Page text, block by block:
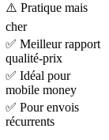
⚠️ Pratique mais
cher
✅ Meilleur rapport
qualité-prix
✅ Idéal pour
mobile money
✅ Pour envois
récurrents